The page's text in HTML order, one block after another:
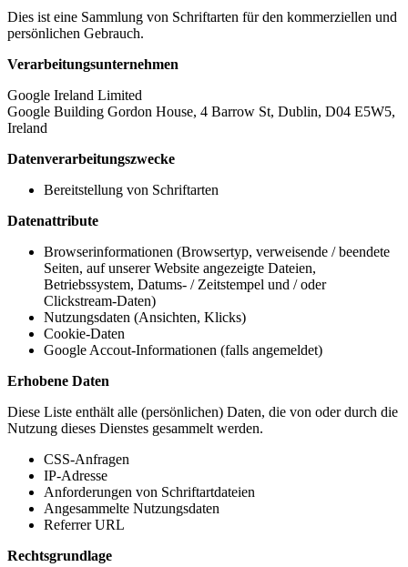
Dies ist eine Sammlung von Schriftarten für den kommerziellen und
persönlichen Gebrauch.
Verarbeitungsunternehmen
Google Ireland Limited
Google Building Gordon House, 4 Barrow St, Dublin, D04 E5W5,
Ireland
Datenverarbeitungszwecke
Bereitstellung von Schriftarten
Datenattribute
Browserinformationen (Browsertyp, verweisende / beendete
Seiten, auf unserer Website angezeigte Dateien,
Betriebssystem, Datums- / Zeitstempel und / oder
Clickstream-Daten)
Nutzungsdaten (Ansichten, Klicks)
Cookie-Daten
Google Accout-Informationen (falls angemeldet)
Erhobene Daten
Diese Liste enthält alle (persönlichen) Daten, die von oder durch die
Nutzung dieses Dienstes gesammelt werden.
CSS-Anfragen
IP-Adresse
Anforderungen von Schriftartdateien
Angesammelte Nutzungsdaten
Referrer URL
Rechtsgrundlage